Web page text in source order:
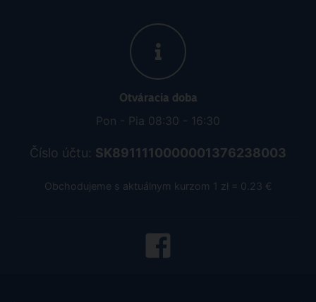
Otváracia doba
Pon - Pia 08:30 - 16:30
Číslo účtu: SK8911110000001376238003
Obchodujeme s aktuálnym kurzom 1 zł = 0.23 €